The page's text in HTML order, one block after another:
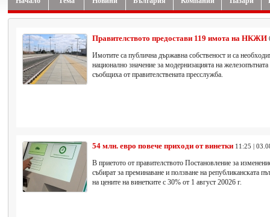
Правителството предостави 119 имота на НКЖИ
Имотите са публична държавна собственост и са
национално значение за модернизацията на
съобщиха от правителствената пресслужба.
54 млн. евро повече приходи от винетки 11:25 |
В приетото от правителството Постановление за
събират за преминаване и ползване на републиканската
на цените на винетките с 30% от 1 август 20026 г.